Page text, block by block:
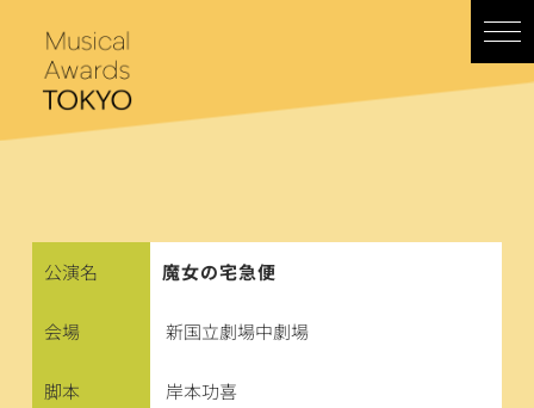
へ
公演名 魔女の宅急便
会場 新国立劇場中劇場
脚本 岸本功喜